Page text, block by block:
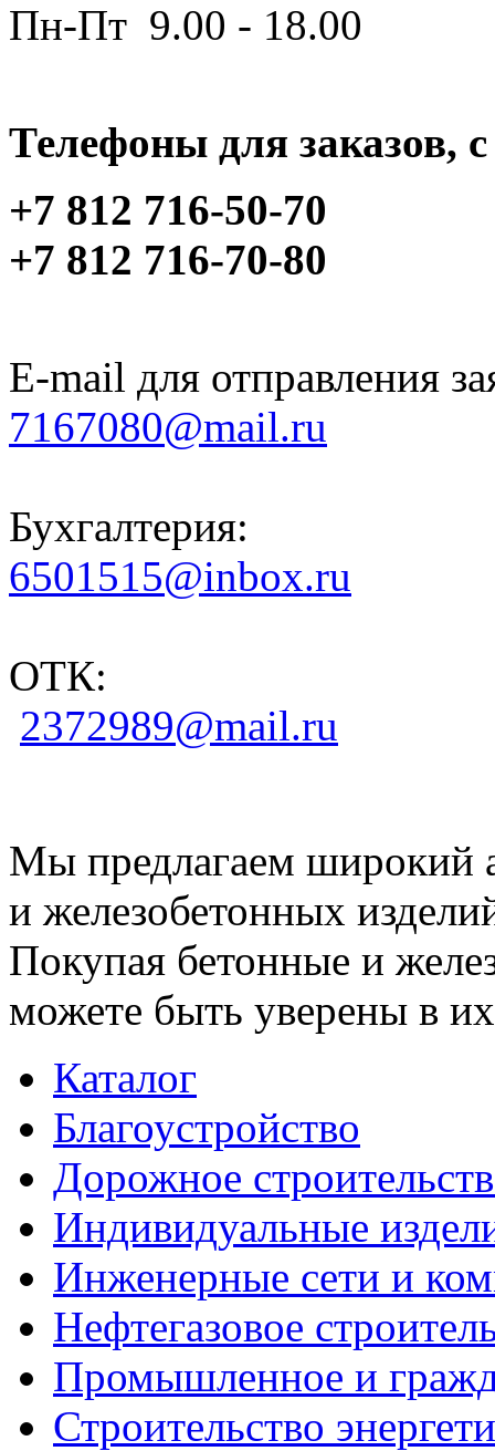
Пн-Пт 9.00 - 18.00
Телефоны для заказов,
+7 812 716-50-70
+7 812 716-70-80
E-mail для отправления
7167080@mail.ru
Бухгалтерия:
6501515@inbox.ru
ОТК:
2372989@mail.ru
Мы предлагаем широкий
и железобетонных
Покупая бетонные и
можете быть уверены в их
Каталог
Благоустройство
Дорожное
Индивидуальные
Инженерные сети и
Нефтегазовое
Промышленное и
Строительство